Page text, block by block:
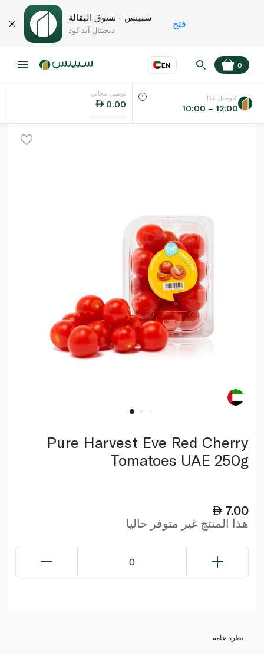
سبينس - تسوق البقالة
ديجيتال آند كود
فتح
EN
اللغة عر
0
توصيل مجاني
0.00
التوصيل غدًا
10:00 – 12:00
Pure Harvest Eve Red Cherry
Tomatoes UAE 250g
7.00
هذا المنتج غير متوفر حاليا
0
نظرة عامة